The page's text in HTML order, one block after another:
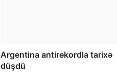
Argentina antirekordla tarixə
düşdü